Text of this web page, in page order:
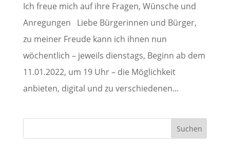
Ich freue mich auf ihre Fragen, Wünsche und
Anregungen Liebe Bürgerinnen und Bürger,
zu meiner Freude kann ich ihnen nun
wöchentlich – jeweils dienstags, Beginn ab dem
11.01.2022, um 19 Uhr – die Möglichkeit
anbieten, digital und zu verschiedenen...